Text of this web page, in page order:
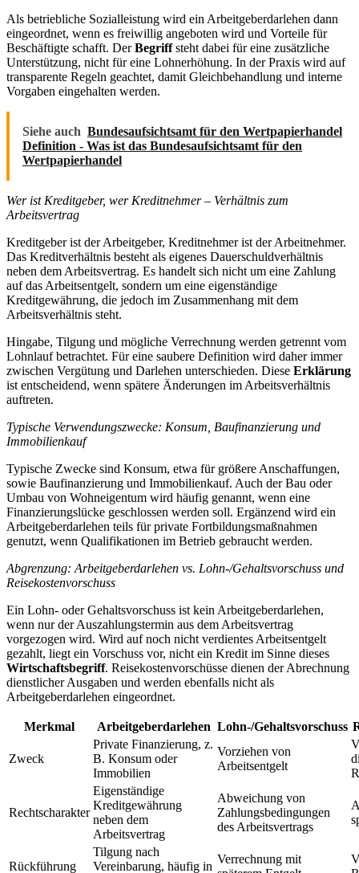
Als betriebliche Sozialleistung wird ein Arbeitgeberdarlehen dann
eingeordnet, wenn es freiwillig angeboten wird und Vorteile für
Beschäftigte schafft. DerBegriffsteht dabei für eine zusätzliche
Unterstützung, nicht für eine Lohnerhöhung. In der Praxis wird auf
transparente Regeln geachtet, damit Gleichbehandlung und interne
Vorgaben eingehalten werden.
Siehe auch Bundesaufsichtsamt für den Wertpapierhandel
Definition - Was ist das Bundesaufsichtsamt für den
Wertpapierhandel
Wer ist Kreditgeber, wer Kreditnehmer – Verhältnis zum
Arbeitsvertrag
Kreditgeber ist der Arbeitgeber, Kreditnehmer ist der Arbeitnehmer.
Das Kreditverhältnis besteht als eigenes Dauerschuldverhältnis
neben dem Arbeitsvertrag. Es handelt sich nicht um eine Zahlung
auf das Arbeitsentgelt, sondern um eine eigenständige
Kreditgewährung, die jedoch im Zusammenhang mit dem
Arbeitsverhältnis steht.
Hingabe, Tilgung und mögliche Verrechnung werden getrennt vom
Lohnlauf betrachtet. Für eine saubere Definition wird daher immer
zwischen Vergütung und Darlehen unterschieden. Diese Erklärung
ist entscheidend, wenn spätere Änderungen im Arbeitsverhältnis
auftreten.
Typische Verwendungszwecke: Konsum, Baufinanzierung und
Immobilienkauf
Typische Zwecke sind Konsum, etwa für größere Anschaffungen,
sowie Baufinanzierung und Immobilienkauf. Auch der Bau oder
Umbau von Wohneigentum wird häufig genannt, wenn eine
Finanzierungslücke geschlossen werden soll. Ergänzend wird ein
Arbeitgeberdarlehen teils für private Fortbildungsmaßnahmen
genutzt, wenn Qualifikationen im Betrieb gebraucht werden.
Abgrenzung: Arbeitgeberdarlehen vs. Lohn-/Gehaltsvorschuss und
Reisekostenvorschuss
Ein Lohn- oder Gehaltsvorschuss ist kein Arbeitgeberdarlehen,
wenn nur der Auszahlungstermin aus dem Arbeitsvertrag
vorgezogen wird. Wird auf noch nicht verdientes Arbeitsentgelt
gezahlt, liegt ein Vorschuss vor, nicht ein Kredit im Sinne dieses
Wirtschaftsbegriff. Reisekostenvorschüsse dienen der Abrechnung
dienstlicher Ausgaben und werden ebenfalls nicht als
Arbeitgeberdarlehen eingeordnet.
Merkmal Arbeitgeberdarlehen Lohn-/Gehaltsvorschuss
Zweck
Private Finanzierung, z.
B. Konsum oder
Immobilien
Vorziehen von
Arbeitsentgelt
Rechtscharakter
Eigenständige
Kreditgewährung
neben dem
Arbeitsvertrag
Abweichung von
Zahlungsbedingungen
des Arbeitsvertrags
Rückführung
Tilgung nach
Vereinbarung, häufig in
Verrechnung mit